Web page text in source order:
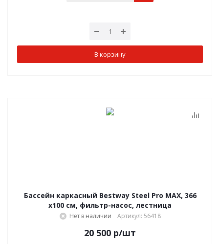
В корзину
Бассейн каркасный Bestway Steel Pro MAX, 366
х100 см, фильтр-насос, лестница
Нет в наличии Артикул: 56418
20 500 р/шт